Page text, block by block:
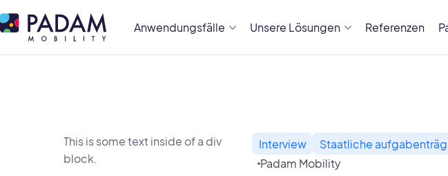
Anwendungsfälle Unsere Lösungen Referenzen
This is some text inside of a div
block.
Interview Staatliche
Padam Mobility